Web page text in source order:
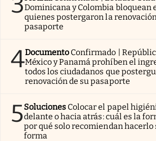
Dominicana y Colombia bloquean
quienes postergaron la
pasaporte
4Documento Confirmado |
México y Panamá prohíben el
todos los ciudadanos que
renovación de su pasaporte
5Soluciones Colocar el papel
delante o hacia atrás: cuál es la
por qué solo recomiendan hacerlo
forma